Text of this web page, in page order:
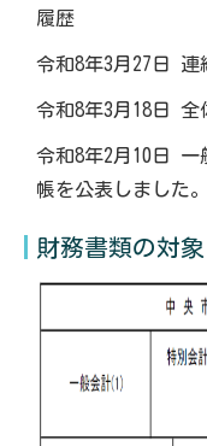
履歴
令和8年3月27日 連
令和8年3月18日 全
令和8年2月10日 一
帳を公表しました。
財務書類の対